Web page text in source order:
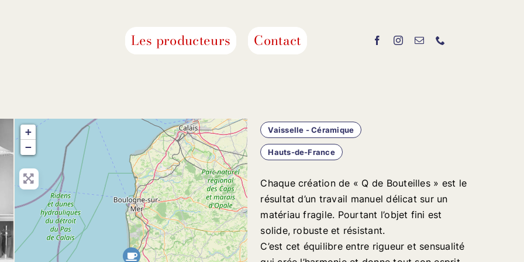
Les producteurs Contact
+
−
Vaisselle - Céramique
Hauts-de-France
Chaque création de « Q de Bouteilles » est le
résultat d’un travail manuel délicat sur un
matériau fragile. Pourtant l’objet fini est
solide, robuste et résistant.
C’est cet équilibre entre rigueur et sensualité